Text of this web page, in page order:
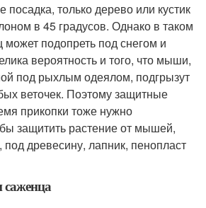
посадка, только дерево или кустик
в 45 градусов. Однако в таком
подопреть под снегом и
вероятность и того, что мыши,
под рыхлым одеялом, подгрызут
веточек. Поэтому защитные
прикопки тоже нужно
защитить растение от мышей,
древесину, лапник, пенопласт